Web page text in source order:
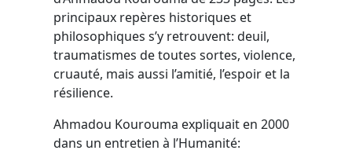
principaux repères historiques et
philosophiques s’y retrouvent: deuil,
traumatismes de toutes sortes, violence,
cruauté, mais aussi l’amitié, l’espoir et la
résilience.
Ahmadou Kourouma expliquait en 2000
dans un entretien à l’Humanité: